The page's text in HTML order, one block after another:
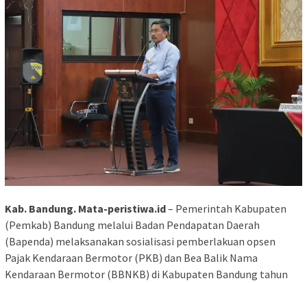
Kab. Bandung. Mata-peristiwa.id– Pemerintah Kabupaten
(Pemkab) Bandung melalui Badan Pendapatan Daerah
(Bapenda) melaksanakan sosialisasi pemberlakuan opsen
Pajak Kendaraan Bermotor (PKB) dan Bea Balik Nama
Kendaraan Bermotor (BBNKB) di Kabupaten Bandung tahun